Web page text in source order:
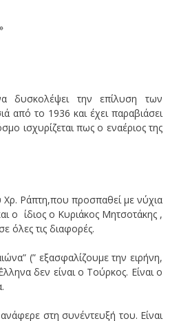
δυσκολέψει την επίλυση των
από το 1936 και έχει παραβιάσει
ισχυρίζεται πως ο εναέριος της
Χρ. Ράπτη,που προσπαθεί με νύχια
ο ίδιος ο Κυριάκος Μητσοτάκης ,
όλες τις διαφορές.
(” εξασφαλίζουμε την ειρήνη,
δεν είναι ο Τούρκος. Είναι ο
στη συνέντευξή του. Είναι